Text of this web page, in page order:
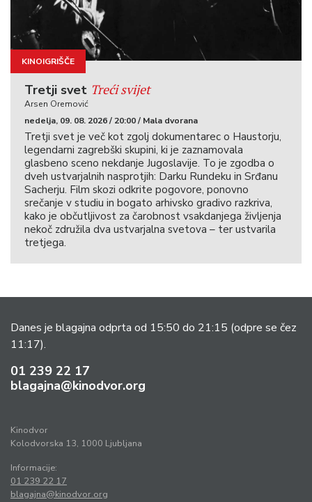
KINOIGRIŠČE
Tretji svet Treći svijet
Arsen Oremović
nedelja, 09. 08. 2026 / 20:00 / Mala dvorana
Tretji svet je več kot zgolj dokumentarec o Haustorju,
legendarni zagrebški skupini, ki je zaznamovala
glasbeno sceno nekdanje Jugoslavije. To je zgodba o
dveh ustvarjalnih nasprotjih: Darku Rundeku in Srđanu
Sacherju. Film skozi odkrite pogovore, ponovno
srečanje v studiu in bogato arhivsko gradivo razkriva,
kako je občutljivost za čarobnost vsakdanjega življenja
nekoč združila dva ustvarjalna svetova – ter ustvarila
tretjega.
Danes je blagajna odprta od 15:50 do 21:15 (odpre se čez
11:17).
01 239 22 17
blagajna@kinodvor.org
Kinodvor
Kolodvorska 13, 1000 Ljubljana
Informacije:
01 239 22 17
blagajna@kinodvor.org